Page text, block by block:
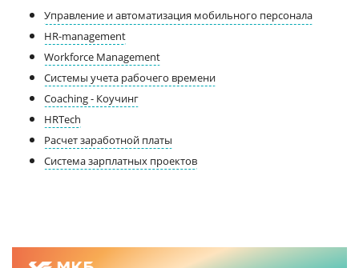
Управление и автоматизация мобильного персонала
HR-management
Workforce Management
Системы учета рабочего времени
Coaching - Коучинг
HRTech
Расчет заработной платы
Система зарплатных проектов